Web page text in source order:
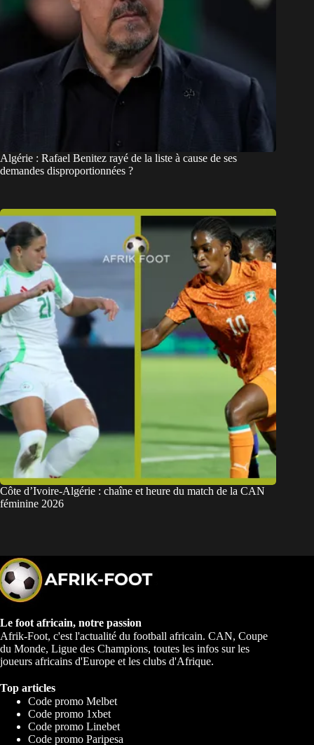
Algérie : Rafael Benitez rayé de la liste à cause de ses
demandes disproportionnées ?
Côte d’Ivoire-Algérie : chaîne et heure du match de la CAN
féminine 2026
Le foot africain, notre passion
Afrik-Foot, c'est l'actualité du football africain. CAN, Coupe
du Monde, Ligue des Champions, toutes les infos sur les
joueurs africains d'Europe et les clubs d'Afrique.
Top articles
Code promo Melbet
Code promo 1xbet
Code promo Linebet
Code promo Paripesa